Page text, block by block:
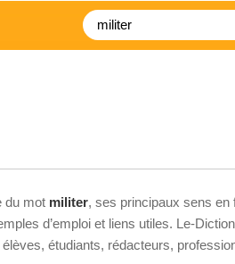
du mot militer, ses principaux sens en
d’emploi et liens utiles. Le-
étudiants, rédacteurs,